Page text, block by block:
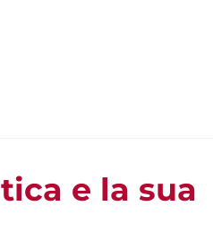
e la sua